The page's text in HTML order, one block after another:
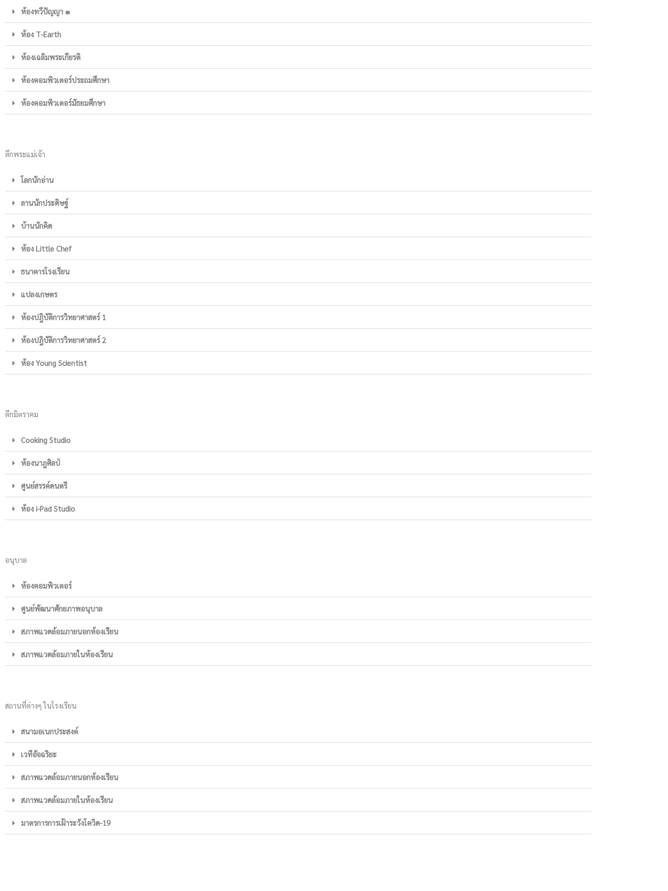
ห้องทวีปัญญา ๑
ห้อง T-Earth
ห้องเฉลิมพระเกียรติ
ห้องคอมพิวเตอร์ประถมศึกษา
ห้องคอมพิวเตอร์มัธยมศึกษา
ตึกพระแม่เจ้า
โลกนักอ่าน
ลานนักประดิษฐ์
บ้านนักคิด
ห้อง Little Chef
ธนาคารโรงเรียน
แปลงเกษตร
ห้องปฎิบัติการวิทยาศาสตร์ 1
ห้องปฎิบัติการวิทยาศาสตร์ 2
ห้อง Young Scientist
ตึกมิตราคม
Cooking Studio
ห้องนาฎศิลป์
ศูนย์สรรค์ดนตรี
ห้อง i-Pad Studio
อนุบาล
ห้องคอมพิวเตอร์
ศูนย์พัฒนาศักยภาพอนุบาล
สภาพแวดล้อมภายนอกห้องเรียน
สภาพแวดล้อมภายในห้องเรียน
สถานที่ต่างๆ ในโรงเรียน
สนามอเนกประสงค์
เวทีอัจฉริยะ
สภาพแวดล้อมภายนอกห้องเรียน
สภาพแวดล้อมภายในห้องเรียน
มาตรการการเฝ้าระวังโควิด-19